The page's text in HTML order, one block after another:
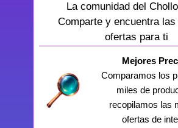
La comunidad del
Comparte y encuentra las
ofertas para ti
Mejores
Comparamos los
miles de
recopilamos las
ofertas de